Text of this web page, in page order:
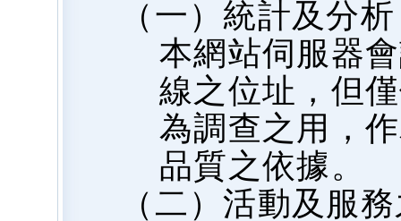
（一）統計及分析
本網站伺服器
線之位址，但
為調查之用，
品質之依據。
（二）活動及服